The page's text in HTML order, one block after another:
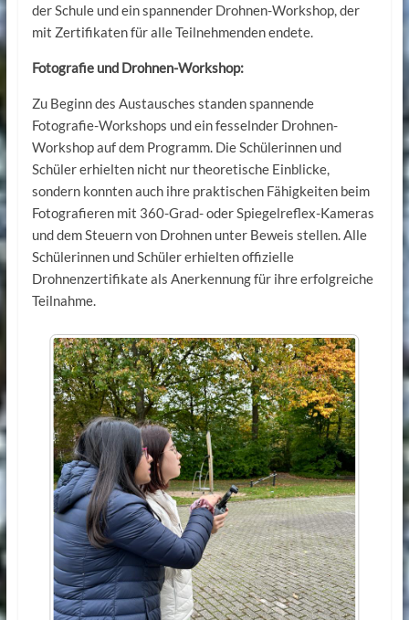
der Schule und ein spannender Drohnen-Workshop, der
mit Zertifikaten für alle Teilnehmenden endete.
Fotografie und Drohnen-Workshop:
Zu Beginn des Austausches standen spannende
Fotografie-Workshops und ein fesselnder Drohnen-
Workshop auf dem Programm. Die Schülerinnen und
Schüler erhielten nicht nur theoretische Einblicke,
sondern konnten auch ihre praktischen Fähigkeiten beim
Fotografieren mit 360-Grad- oder Spiegelreflex-Kameras
und dem Steuern von Drohnen unter Beweis stellen. Alle
Schülerinnen und Schüler erhielten offizielle
Drohnenzertifikate als Anerkennung für ihre erfolgreiche
Teilnahme.